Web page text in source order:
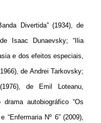
Divertida” (1934), de
Isaac Dunaevsky; “Ilia
e dos efeitos especiais,
de Andrei Tarkovsky;
de Emil Loteanu,
autobiográfico “Os
“Enfermaria Nº 6” (2009),